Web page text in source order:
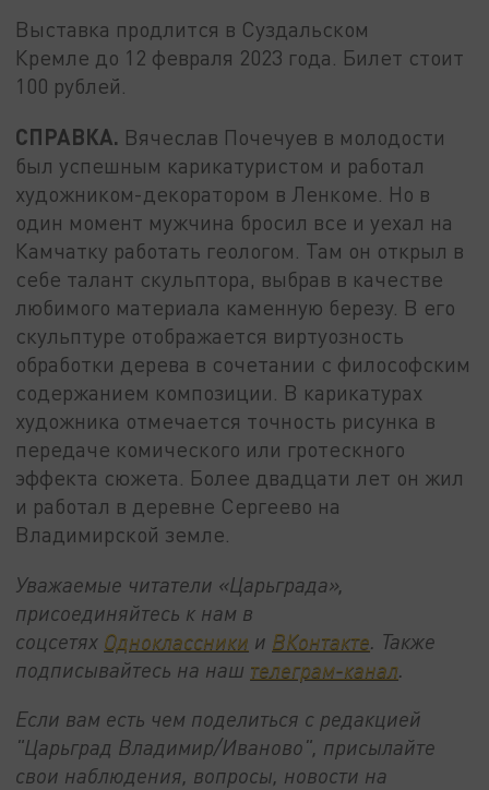
Выставка продлится в Суздальском
Кремле до 12 февраля 2023 года. Билет стоит
100 рублей.
СПРАВКА. Вячеслав Почечуев в молодости
был успешным карикатуристом и работал
художником-декоратором в Ленкоме. Но в
один момент мужчина бросил все и уехал на
Камчатку работать геологом. Там он открыл в
себе талант скульптора, выбрав в качестве
любимого материала каменную березу. В его
скульптуре отображается виртуозность
обработки дерева в сочетании с философским
содержанием композиции. В карикатурах
художника отмечается точность рисунка в
передаче комического или гротескного
эффекта сюжета. Более двадцати лет он жил
и работал в деревне Сергеево на
Владимирской земле.
Уважаемые читатели «Царьграда»,
присоединяйтесь к нам в
соцсетях Одноклассники и ВКонтакте . Также
подписывайтесь на наш телеграм-канал
Если вам есть чем поделиться с редакцией
"Царьград Владимир/Иваново", присылайте
свои наблюдения, вопросы, новости на